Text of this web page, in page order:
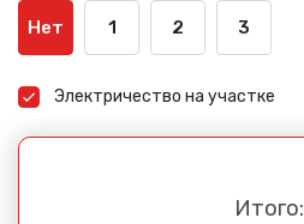
Нет 1 2 3
Электричество на участке
Итого: